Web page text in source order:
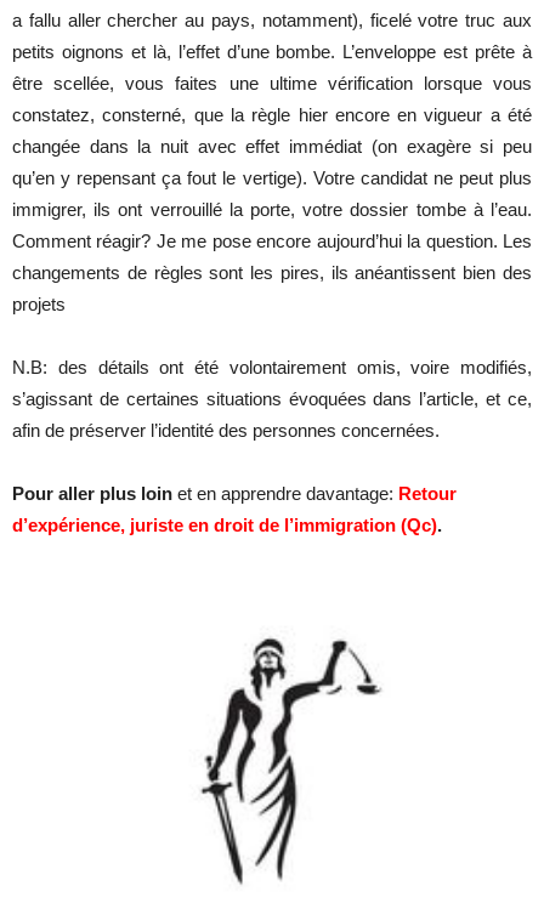
a fallu aller chercher au pays, notamment), ficelé votre truc aux
petits oignons et là, l’effet d’une bombe. L’enveloppe est prête à
être scellée, vous faites une ultime vérification lorsque vous
constatez, consterné, que la règle hier encore en vigueur a été
changée dans la nuit avec effet immédiat (on exagère si peu
qu’en y repensant ça fout le vertige). Votre candidat ne peut plus
immigrer, ils ont verrouillé la porte, votre dossier tombe à l’eau.
Comment réagir? Je me pose encore aujourd’hui la question. Les
changements de règles sont les pires, ils anéantissent bien des
projets
N.B: des détails ont été volontairement omis, voire modifiés,
s’agissant de certaines situations évoquées dans l’article, et ce,
afin de préserver l’identité des personnes concernées.
Pour aller plus loin et en apprendre davantage: Retour
d’expérience, juriste en droit de l’immigration (Qc).